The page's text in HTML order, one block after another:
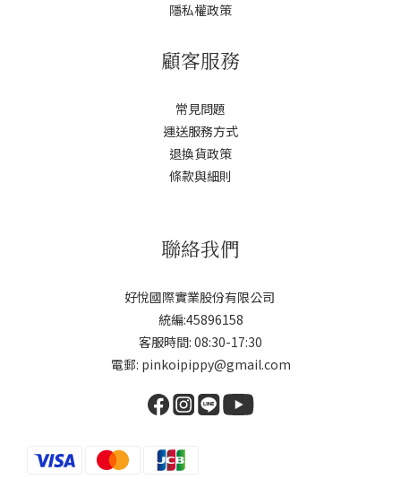
隱私權政策
顧客服務
常見問題
運送服務方式
退換貨政策
條款與細則
聯絡我們
好悅國際實業股份有限公司
統編:45896158
客服時間: 08:30-17:30
電郵: pinkoipippy@gmail.com